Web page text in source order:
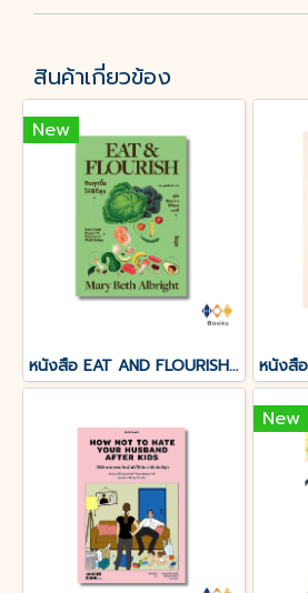
สินค้าเกี่ยวข้อง
New
หนังสือ EAT AND FLOURISH กินทุกมื้อให้ดีที่สุข
New